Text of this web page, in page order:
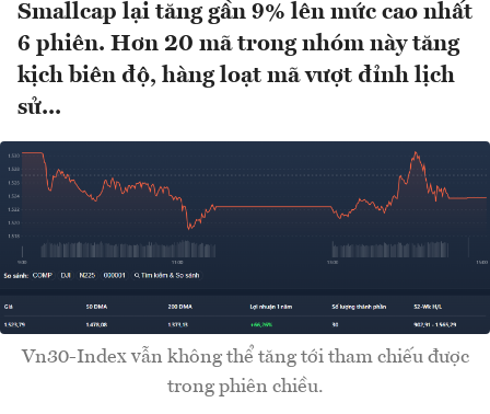
Smallcap lại tăng gần 9% lên mức cao nhất
6 phiên. Hơn 20 mã trong nhóm này tăng
kịch biên độ, hàng loạt mã vượt đỉnh lịch
sử...
Vn30-Index vẫn không thể tăng tới tham chiếu được
trong phiên chiều.